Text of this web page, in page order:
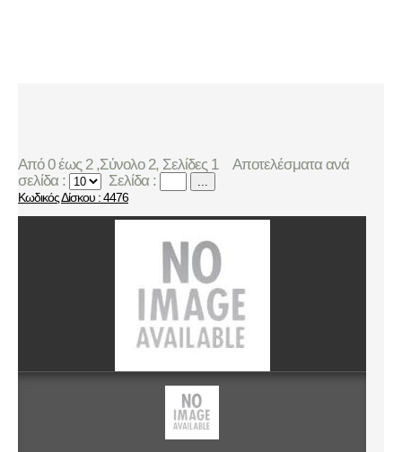
Από 0 έως 2 ,Σύνολο 2, Σελίδες 1
Αποτελέσματα ανά
σελίδα :
Σελίδα : ...
Κωδικός Δίσκου : 4476